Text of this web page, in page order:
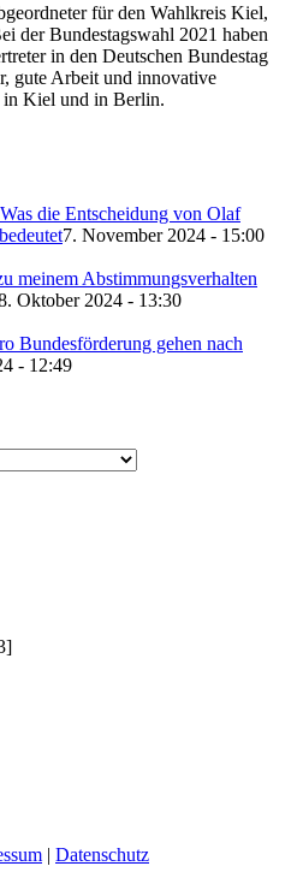
für den Wahlkreis Kiel,
der Bundestagswahl 2021 haben
in den Deutschen Bundestag
gute Arbeit und innovative
in Kiel und in Berlin.
die Entscheidung von Olaf
7. November 2024 - 15:00
meinem Abstimmungsverhalten
Oktober 2024 - 13:30
Bundesförderung gehen nach
- 12:49
| Datenschutz